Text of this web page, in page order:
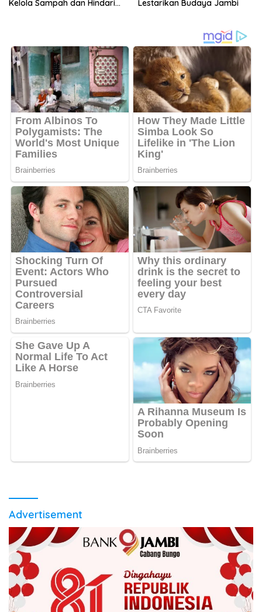
Kelola Sampah dan Hindari
Lestarikan Budaya Jambi
Advertisement